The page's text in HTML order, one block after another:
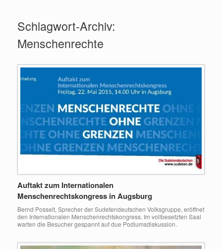
springenSchlagwort-Archiv:
Menschenrechte
Auftakt zum Internationalen
Menschenrechtskongress in Augsburg
Bernd Posselt, Sprecher der Sudetendeutschen Volksgruppe, eröffnet
den Internationalen Menschenrechtskongress. Im vollbesetzten Saal
warten die Besucher gespannt auf due Podiumsdiskussion.